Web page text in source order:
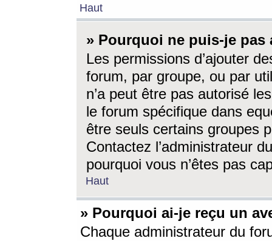
Haut
» Pourquoi ne puis-je
Les permissions d’ajouter
forum, par groupe, ou par
n’a peut être pas autorisé
le forum spécifique dans
être seuls certains groupes
Contactez l’administrateur
pourquoi vous n’êtes pas
Haut
» Pourquoi ai-je reçu un
Chaque administrateur du